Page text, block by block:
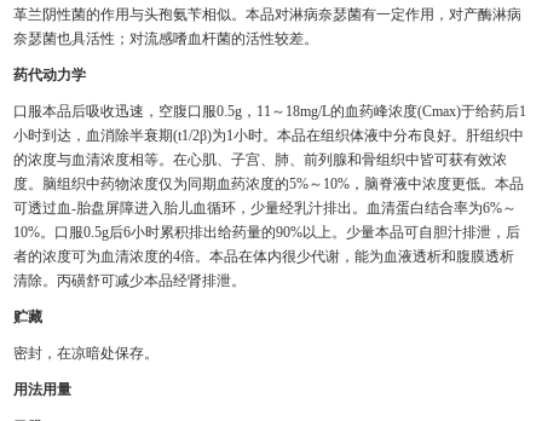
革兰阴性菌的作用与头孢氨苄相似。本品对淋病奈瑟菌有一定作用，对产酶淋病
奈瑟菌也具活性；对流感嗜血杆菌的活性较差。
药代动力学
口服本品后吸收迅速，空腹口服0.5g，11～18mg/L的血药峰浓度(Cmax)于给药后1
小时到达，血消除半衰期(t1/2β)为1小时。本品在组织体液中分布良好。肝组织中
的浓度与血清浓度相等。在心肌、子宫、肺、前列腺和骨组织中皆可获有效浓
度。脑组织中药物浓度仅为同期血药浓度的5%～10%，脑脊液中浓度更低。本品
可透过血-胎盘屏障进入胎儿血循环，少量经乳汁排出。血清蛋白结合率为6%～
10%。口服0.5g后6小时累积排出给药量的90%以上。少量本品可自胆汁排泄，后
者的浓度可为血清浓度的4倍。本品在体内很少代谢，能为血液透析和腹膜透析
清除。丙磺舒可减少本品经肾排泄。
贮藏
密封，在凉暗处保存。
用法用量